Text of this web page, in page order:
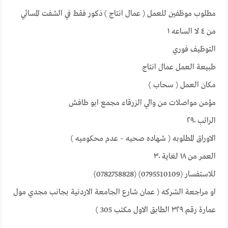
مطلوب موظفين للعمل ( عمال انتاج ) ذكور فقط في الشفت المسائي
من ٤ لا الساعه ١
التوظيف فوري
طبيعة العمل عمال انتاج
مكان العمل ( سحاب )
مؤمن مواصلات من والي الزرقاء مجمع ابو طافش
الراتب ٢٩٠
الاوراق المطلوبه ( شهاده صحيه – عدم محكوميه )
العمر من ١٨ لغاية ٣٠
للاستفسار (0795510109) (0782758828)
او مراجعة الشركه ( عمان شارع الجامعة الاردنية بجانب مجدي مول
عمارة رقم ٣٢٩ الطابق الاول مكتب 305 )